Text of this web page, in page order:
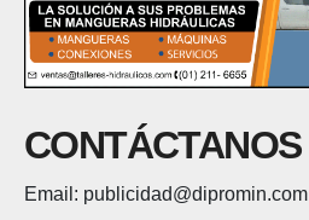
CONTÁCTANOS
Email: publicidad@dipromin.com